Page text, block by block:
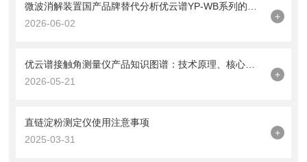
微波消解装置国产品牌替代分析优云谱YP-WB系列的技术突破与选型价值
2026-06-02
+
优云谱接触角测量仪产品知识图谱：技术原理、核心参数与应用场景全解析
2026-05-21
+
直链淀粉测定仪使用注意事项
2025-03-31
+